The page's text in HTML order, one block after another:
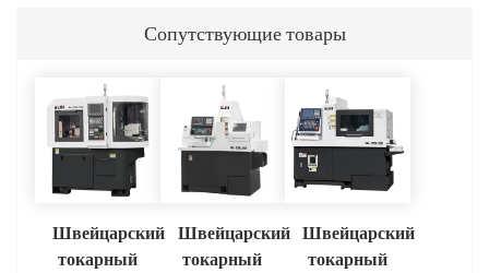
Сопутствующие товары
Швейцарский
токарный
Швейцарский
токарный
Швейцарский
токарный